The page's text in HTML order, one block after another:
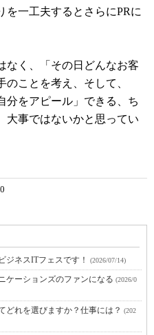
を一工夫するとさらにPRに
なく、「その日どんなお客
ことを考え、そして、
分をアピール」できる、ち
大事ではないかと思ってい
ジネスITフェスです！ (2026/07/14)
ケーションズのファンになる (2026/0
どれを選びますか？仕事には？ (202